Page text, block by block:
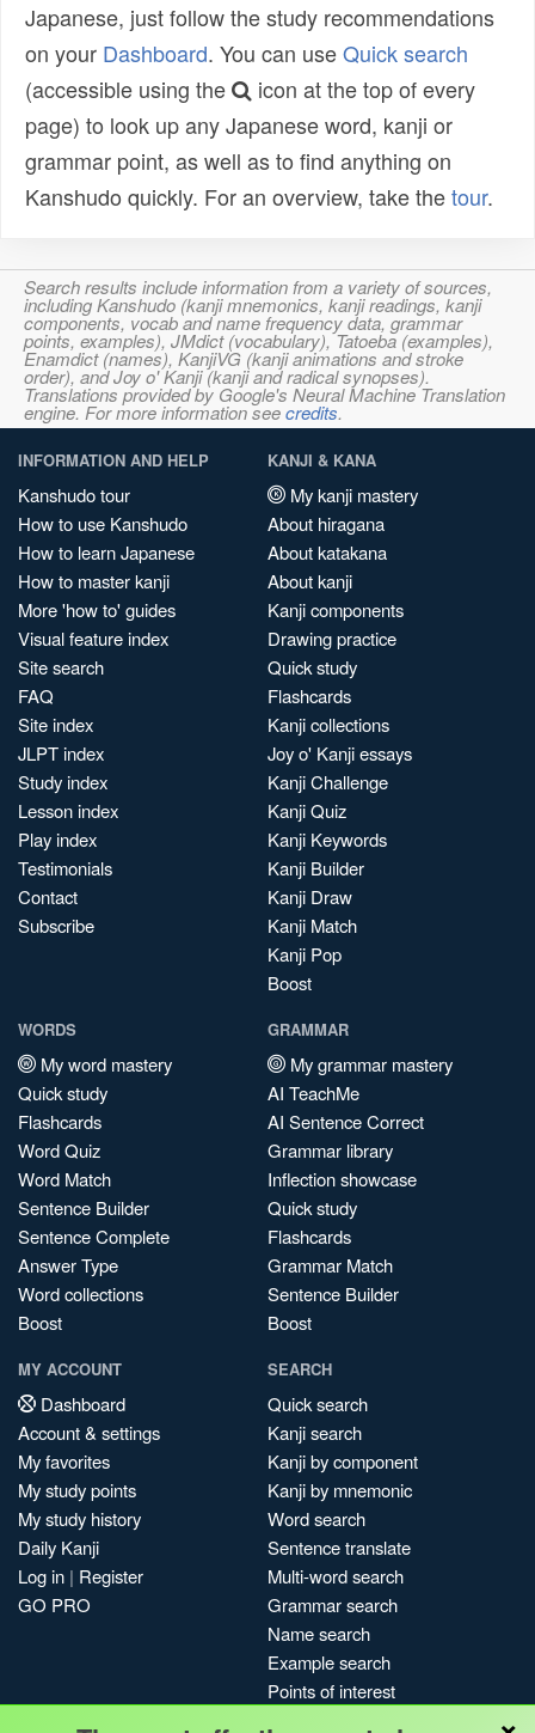
Japanese, just follow the study recommendations
on your Dashboard. You can useQuick search
(accessible using the
icon at the top of every
page) to look up any Japanese word, kanji or
grammar point, as well as to find anything on
Kanshudo quickly. For an overview, take thetour.
Search results include information from a variety of sources,
including Kanshudo (kanji mnemonics, kanji readings, kanji
components, vocab and name frequency data, grammar
points, examples), JMdict (vocabulary), Tatoeba (examples),
Enamdict (names), KanjiVG (kanji animations and stroke
order), and Joy o' Kanji (kanji and radical synopses).
Translations provided by Google's Neural Machine Translation
engine. For more information seecredits.
INFORMATION AND HELP
Kanshudo tour
How to use Kanshudo
How to learn Japanese
How to master kanji
More 'how to' guides
Visual feature index
Site search
FAQ
Site index
JLPT index
Study index
Lesson index
Play index
Testimonials
Contact
Subscribe
KANJI & KANA
My kanji mastery
About hiragana
About katakana
About kanji
Kanji components
Drawing practice
Quick study
Flashcards
Kanji collections
Joy o' Kanji essays
Kanji Challenge
Kanji Quiz
Kanji Keywords
Kanji Builder
Kanji Draw
Kanji Match
Kanji Pop
Boost
WORDS
My word mastery
Quick study
Flashcards
Word Quiz
Word Match
Sentence Builder
Sentence Complete
Answer Type
Word collections
Boost
GRAMMAR
My grammar mastery
AI TeachMe
AI Sentence Correct
Grammar library
Inflection showcase
Quick study
Flashcards
Grammar Match
Sentence Builder
Boost
MY ACCOUNT
Dashboard
Account & settings
My favorites
My study points
My study history
Daily Kanji
Log in | Register
GO PRO
SEARCH
Quick search
Kanji search
Kanji by component
Kanji by mnemonic
Word search
Sentence translate
Multi-word search
Grammar search
Name search
Example search
Points of interest